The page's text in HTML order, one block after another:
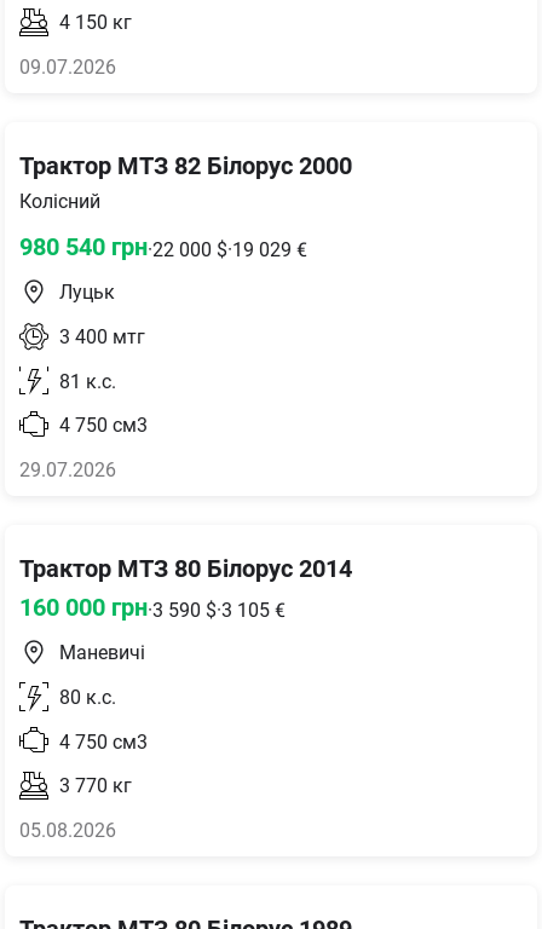
4 150 кг
09.07.2026
Трактор МТЗ 82 Білорус 2000
Колісний
980 540 грн·22 000 $·19 029 €
Луцьк
3 400 мтг
81 к.с.
4 750 см3
29.07.2026
Трактор МТЗ 80 Білорус 2014
160 000 грн·3 590 $·3 105 €
Маневичі
80 к.с.
4 750 см3
3 770 кг
05.08.2026